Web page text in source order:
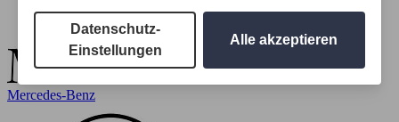
Mercedes-Benz
Datenschutz-
Einstellungen
Alle akzeptieren